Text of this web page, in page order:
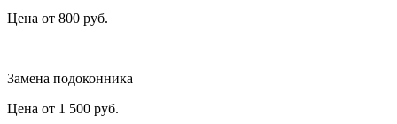
Цена от 800 руб.
Замена подоконника
Цена от 1 500 руб.